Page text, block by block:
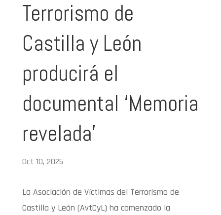
Terrorismo de
Castilla y León
producirá el
documental ‘Memoria
revelada’
Oct 10, 2025
La Asociación de Víctimas del Terrorismo de
Castilla y León (AvtCyL) ha comenzado la